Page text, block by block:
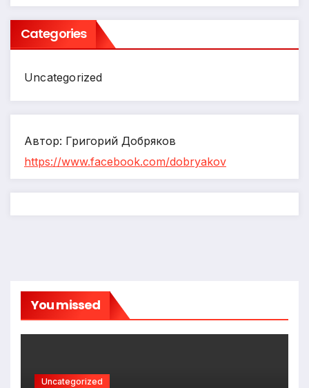
Categories
Uncategorized
Автор: Григорий Добряков
https://www.facebook.com/dobryakov
You missed
Uncategorized